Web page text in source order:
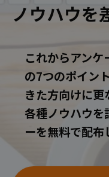
ノウハウを
これからアン
の7つのポイン
きた方向けに
各種ノウハウを
ーを無料で配布